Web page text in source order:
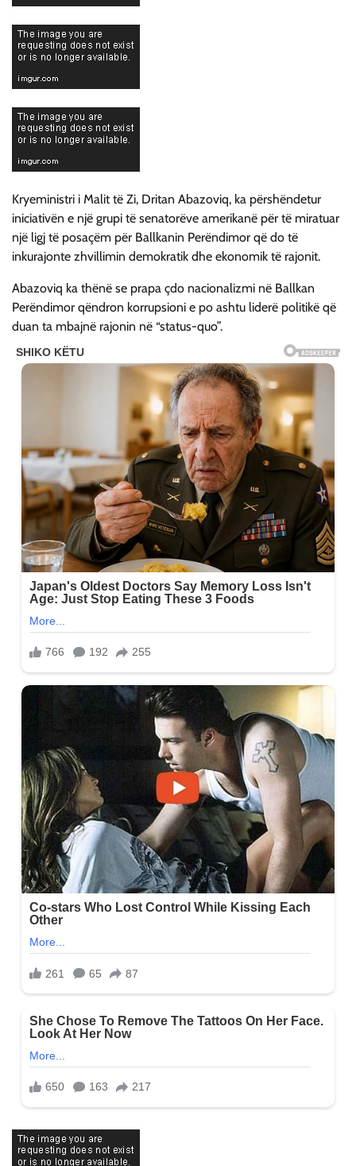
Kryeministri i Malit të Zi, Dritan Abazoviq, ka përshëndetur
iniciativën e një grupi të senatorëve amerikanë për të miratuar
një ligj të posaçëm për Ballkanin Perëndimor që do të
inkurajonte zhvillimin demokratik dhe ekonomik të rajonit.
Abazoviq ka thënë se prapa çdo nacionalizmi në Ballkan
Perëndimor qëndron korrupsioni e po ashtu liderë politikë që
duan ta mbajnë rajonin në “status-quo”.